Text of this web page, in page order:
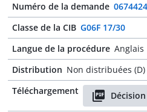
Numéro de la demande
Classe de la CIB G06F 17/30
Langue de la procédure Anglais
Distribution Non distribuées (D)
Téléchargement